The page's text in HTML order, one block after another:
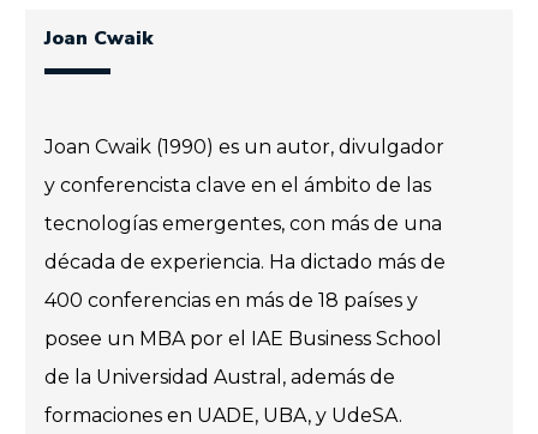
Joan Cwaik
Joan Cwaik (1990) es un autor, divulgador
y conferencista clave en el ámbito de las
tecnologías emergentes, con más de una
década de experiencia. Ha dictado más de
400 conferencias en más de 18 países y
posee un MBA por el IAE Business School
de la Universidad Austral, además de
formaciones en UADE, UBA, y UdeSA.